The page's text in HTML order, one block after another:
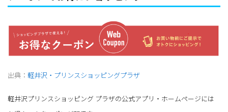
出典： 軽井沢・プリンスショッピングプラザ
軽井沢プリンスショッピング プラザの公式アプリ・ホームページには